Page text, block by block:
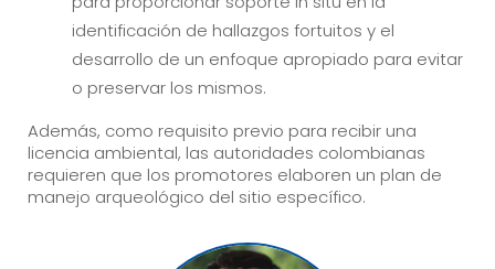
identificación de hallazgos fortuitos y el
desarrollo de un enfoque apropiado para evitar
o preservar los mismos.
Además, como requisito previo para recibir una
licencia ambiental, las autoridades colombianas
requieren que los promotores elaboren un plan de
manejo arqueológico del sitio específico.